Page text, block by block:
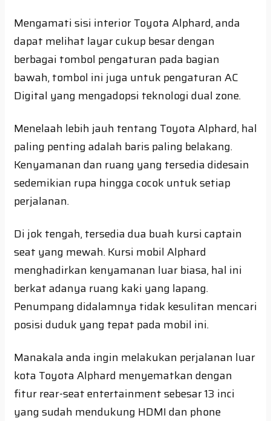
Mengamati sisi interior Toyota Alphard, anda
dapat melihat layar cukup besar dengan
berbagai tombol pengaturan pada bagian
bawah, tombol ini juga untuk pengaturan AC
Digital yang mengadopsi teknologi dual zone.
Menelaah lebih jauh tentang Toyota Alphard, hal
paling penting adalah baris paling belakang.
Kenyamanan dan ruang yang tersedia didesain
sedemikian rupa hingga cocok untuk setiap
perjalanan.
Di jok tengah, tersedia dua buah kursi captain
seat yang mewah. Kursi mobil Alphard
menghadirkan kenyamanan luar biasa, hal ini
berkat adanya ruang kaki yang lapang.
Penumpang didalamnya tidak kesulitan mencari
posisi duduk yang tepat pada mobil ini.
Manakala anda ingin melakukan perjalanan luar
kota Toyota Alphard menyematkan dengan
fitur rear-seat entertainment sebesar 13 inci
yang sudah mendukung HDMI dan phone